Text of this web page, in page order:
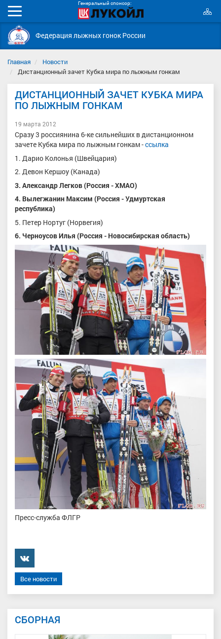
Генеральный спонсор:
Мобильное
меню
Федерация лыжных гонок России
Главная
Новости
Дистанционный зачет Кубка мира по лыжным гонкам
ДИСТАНЦИОННЫЙ ЗАЧЕТ КУБКА МИРА
ПО ЛЫЖНЫМ ГОНКАМ
19 марта 2012
Сразу 3 россиянина 6-ке сильнейших в дистанционном
зачете Кубка мира по лыжным гонкам -ссылка
1. Дарио Колонья (Швейцария)
2. Девон Кершоу (Канада)
3. Александр Легков (Россия - ХМАО)
4. Вылегжанин Максим (Россия - Удмуртская
республика)
5. Петер Нортуг (Норвегия)
6. Черноусов Илья (Россия - Новосибирская область)
Пресс-служба ФЛГР
���������
Все новости
СБОРНАЯ